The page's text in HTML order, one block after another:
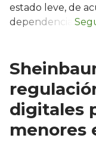
estado leve, de
dependencia.
digitales
menores